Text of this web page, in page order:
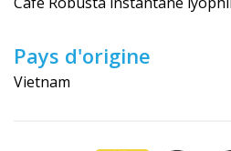
Pays d'origine
Vietnam